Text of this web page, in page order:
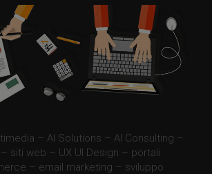
– AI Solutions – AI Consulting –
siti web – UX UI Design – portali
– email marketing – sviluppo